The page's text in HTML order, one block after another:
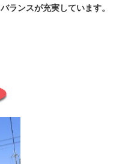
ランスが充実しています。